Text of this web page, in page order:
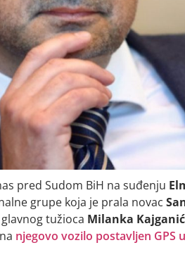
pred Sudom BiH na suđenju
grupe koja je prala novac
tužioca Milanka
njegovo vozilo postavljen GPS